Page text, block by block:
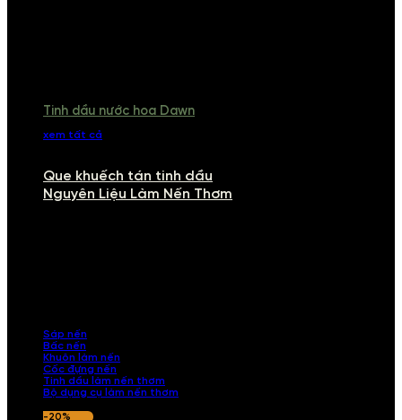
Tinh dầu nước hoa Dawn
xem tất cả
Que khuếch tán tinh dầu
Nguyên Liệu Làm Nến Thơm
Sáp nến
Bấc nến
Khuôn làm nến
Cốc đựng nến
Tinh dầu làm nến thơm
Bộ dụng cụ làm nến thơm
-20%